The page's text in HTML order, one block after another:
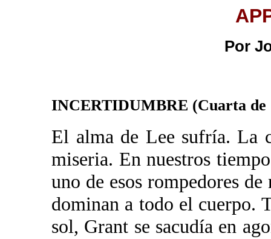
Por
INCERTIDUMBRE (Cuarta de
El alma de Lee sufría. La
miseria. En nuestros
uno de esos rompedores
dominan a todo el cuerpo.
sol, Grant se sacudía en